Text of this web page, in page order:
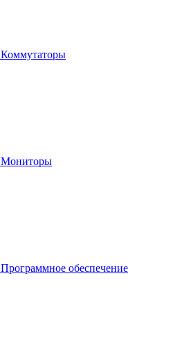
Коммутаторы
Мониторы
Программное обеспечение